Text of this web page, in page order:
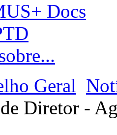
Docs
Geral
Diretor -